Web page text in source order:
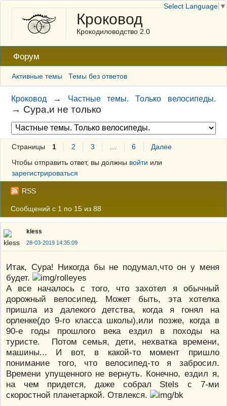
Кроковод
Крокодиловодство 2.0
Форум
Активные темы Темы без ответов
Кроковод → Частные темы. Только велосипеды.
→ Сура,и не только
Страницы 1 2 3 6
Далее
Чтобы отправить ответ, вы должны войти или
зарегистрироваться
RSS
Сообщений с 1 по 15 из 88
kless
28-03-2019 14:35:09
Итак, Сура! Никогда бы не подумал,что он у меня
будет.
А все началось с того, что захотел я обычный
дорожный велосипед. Может быть, эта хотелка
пришла из далекого детства, когда я гонял на
орленке(до 9-го класса школы),или позже, когда в
90-е годы прошлого века ездил в походы на
туристе. Потом семья, дети, нехватка времени,
машины... И вот, в какой-то момент пришло
понимание того, что велосипед-то я забросил.
Времени упущенного не вернуть. Конечно, ездил я,
на чем придется, даже собрал Stels с 7-ми
скоростной планетаркой. Отвлекся.
Select Language ▼